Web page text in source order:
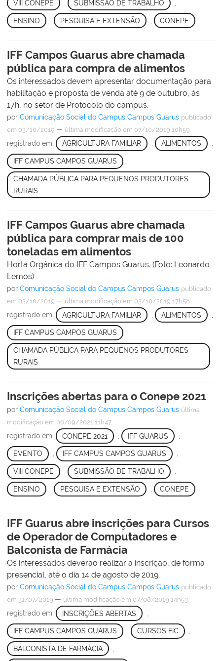
VIII CONEPE SUBMISSÃO DE TRABALHO
ENSINO PESQUISA E EXTENSÃO CONEPE
IFF Campos Guarus abre chamada
pública para compra de alimentos
Os interessados devem apresentar documentação para
habilitação e proposta de venda até 9 de outubro, às
17h, no setor de Protocolo do campus.
por Comunicação Social do Campus Campos Guarus publicado
em 03/10/2019 — última modificação em 07/10/2019 10h59
registrado em: AGRICULTURA FAMILIAR , ALIMENTOS ,
IFF CAMPUS CAMPOS GUARUS
CHAMADA PÚBLICA PARA PEQUENOS PRODUTORES
RURAIS
IFF Campos Guarus abre chamada
pública para comprar mais de 100
toneladas em alimentos
Horta Orgânica do IFF Campos Guarus. (Foto: Leonardo
Lemos)
por Comunicação Social do Campus Campos Guarus publicado
em 03/10/2019 — última modificação em 03/10/2019 17h58
registrado em: AGRICULTURA FAMILIAR ALIMENTOS
IFF CAMPUS CAMPOS GUARUS ,
CHAMADA PÚBLICA PARA PEQUENOS PRODUTORES
RURAIS
Inscrições abertas para o Conepe 2021
por Comunicação Social do Campus Campos Guarus última
modificação em 06/09/2021 11h47
registrado em: CONEPE 2021 IFF GUARUS
EVENTO , IFF CAMPUS CAMPOS GUARUS ,
VIII CONEPE SUBMISSÃO DE TRABALHO
ENSINO PESQUISA E EXTENSÃO CONEPE
IFF Guarus abre inscrições para Cursos
de Operador de Computadores e
Balconista de Farmácia
Os interessados deverão realizar a inscrição, de forma
presencial, até o dia 14 de agosto de 2019.
por Comunicação Social do Campus Campos Guarus publicado
em 31/07/2019 — última modificação em 07/08/2019 14h53
registrado em: INSCRIÇÕES ABERTAS
IFF CAMPUS CAMPOS GUARUS , CURSOS FIC ,
BALCONISTA DE FARMÁCIA